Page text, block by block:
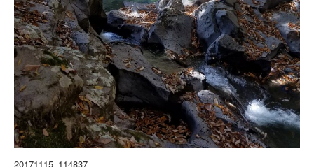
20171115_114837